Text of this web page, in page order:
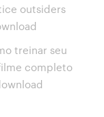
outsiders
treinar seu
completo